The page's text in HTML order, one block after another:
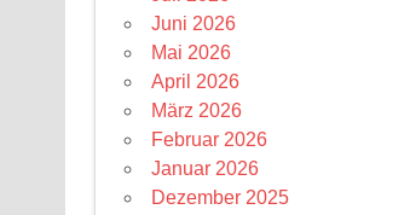
Juni 2026
Mai 2026
April 2026
März 2026
Februar 2026
Januar 2026
Dezember 2025